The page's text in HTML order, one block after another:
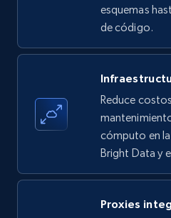
Amazon products - find
Title, Seller name, Brand,
price, Currency, Availability,
more.
5.7K+
esquemas
de código.
Reduce
cómputo en
Bright Data y
Proxies